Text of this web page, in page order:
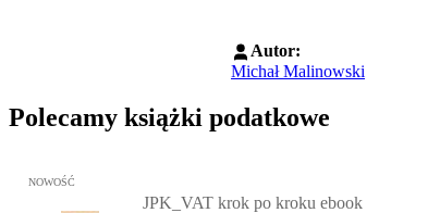
Autor:
Michał Malinowski
Polecamy książki podatkowe
Przejdź do: JPK_VAT krok po kroku ebook, Patrycja
NOWOŚĆ
JPK_VAT krok po kroku ebook